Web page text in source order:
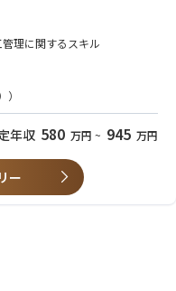
として、現在も海外で進めら
がより加速していくこと。今
入れていくので、海上工事だ
環境影響評価や地域共生な
不可欠です。
の設備の安全を確保し、新た
めることになるため、発電設
魅力です。
理に関するスキル
年収 580 万円 ~ 945 万円
ー